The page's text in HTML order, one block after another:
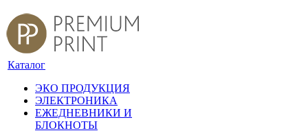
Каталог
ЭКО ПРОДУКЦИЯ
ЭЛЕКТРОНИКА
ЕЖЕДНЕВНИКИ И
БЛОКНОТЫ